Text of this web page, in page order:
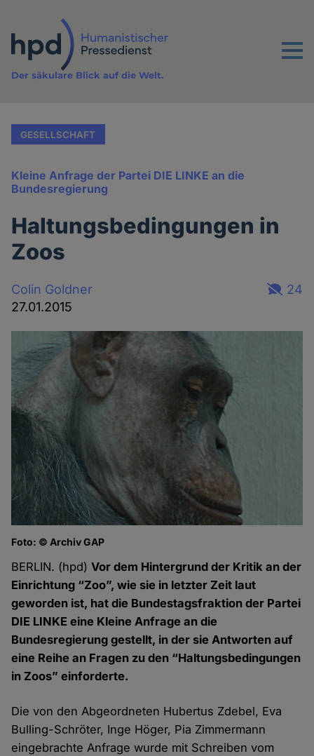
Inhalt
Menu
Der säkulare Blick auf die Welt.
GESELLSCHAFT
Kleine Anfrage der Partei DIE LINKE an die
Bundesregierung
Haltungsbedingungen in
Zoos
Colin Goldner
27.01.2015
24
Foto: © Archiv GAP
BERLIN. (hpd)Vor dem Hintergrund der Kritik an der
Einrichtung “Zoo”, wie sie in letzter Zeit laut
geworden ist, hat die Bundestagsfraktion der Partei
DIE LINKE eine Kleine Anfrage an die
Bundesregierung gestellt, in der sie Antworten auf
eine Reihe an Fragen zu den “Haltungsbedingungen
in Zoos” einforderte.
Die von den Abgeordneten Hubertus Zdebel, Eva
Bulling-Schröter, Inge Höger, Pia Zimmermann
eingebrachte Anfrage wurde mit Schreiben vom